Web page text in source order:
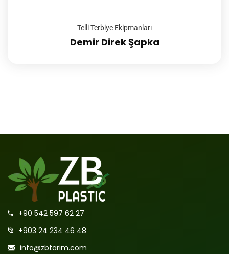
Telli Terbiye Ekipmanları
Demir Direk Şapka
+90 542 597 62 27
+903 24 234 46 48
info@zbtarim.com